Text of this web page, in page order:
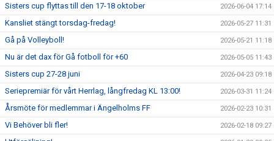
Sisters cup flyttas till den 17-18 oktober 2026-06-04 17:14
Kansliet stängt torsdag-fredag! 2026-05-27 11:31
Gå på Volleyboll! 2026-05-21 11:18
Nu är det dax för Gå fotboll för +60 2026-05-05 11:43
Sisters cup 27-28 juni 2026-04-23 09:18
Seriepremiär för vårt Herrlag, långfredag KL 13:00! 2026-03-31 11:24
Årsmöte för medlemmar i Ängelholms FF 2026-02-23 10:31
Vi Behöver bli fler! 2026-02-18 09:27